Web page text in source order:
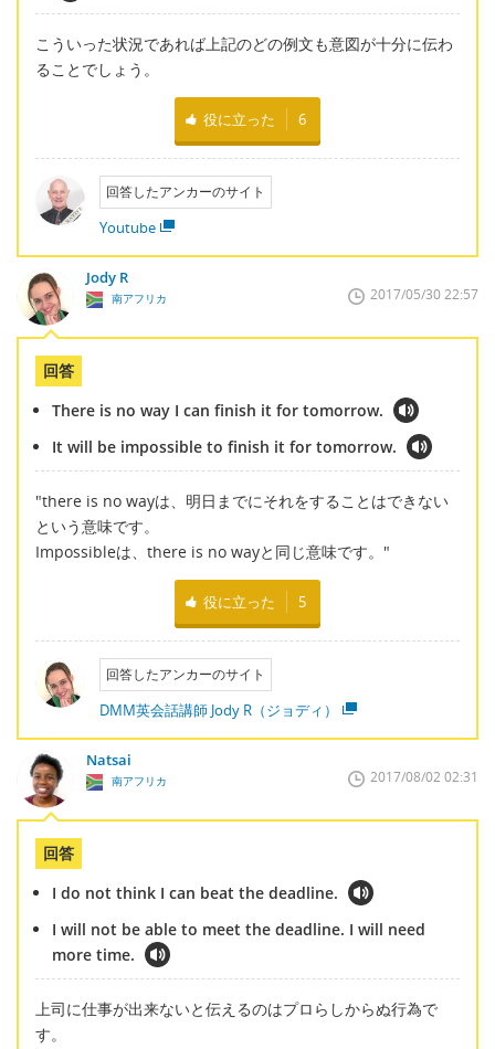
こういった状況であれば上記のどの例文も意図が十分に伝わ
ることでしょう。
役に立った 6
回答したアンカーのサイト
Youtube
Jody R
南アフリカ 2017/05/30 22:57
回答
There is no way I can finish it for tomorrow.
It will be impossible to finish it for tomorrow.
"there is no wayは、明日までにそれをすることはできない
という意味です。
Impossibleは、there is no wayと同じ意味です。"
役に立った 5
回答したアンカーのサイト
DMM英会話講師 Jody R（ジョディ）
Natsai
南アフリカ 2017/08/02 02:31
回答
I do not think I can beat the deadline.
I will not be able to meet the deadline. I will need
more time.
上司に仕事が出来ないと伝えるのはプロらしからぬ行為で
す。